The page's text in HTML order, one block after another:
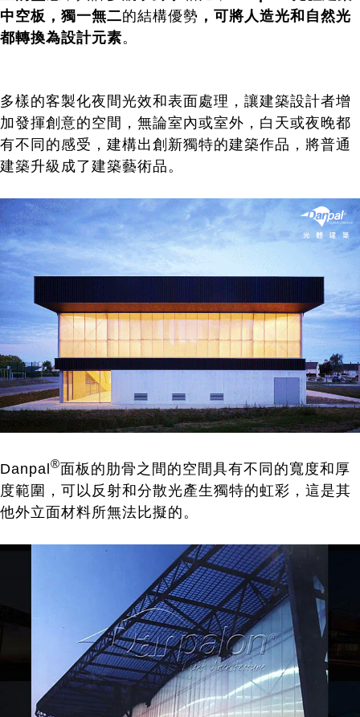
中空板 ，獨一無二的結構優勢 ， 可將人造光和自然光
都轉換為設計元素。
多樣的客製化夜間光效和表面處理，讓建築設計者增
加發揮創意的空間，無論室內或室外，白天或夜晚都
有不同的感受，建構出創新獨特的建築作品，將普通
建築升級成了建築藝術品。
Danpal®面板的肋骨之間的空間具有不同的寬度和厚
度範圍，可以反射和分散光產生獨特的虹彩，這是其
他外立面材料所無法比擬的。